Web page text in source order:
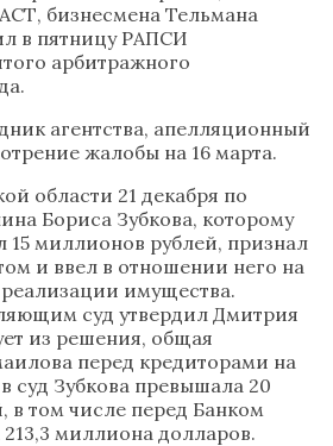
бизнесмена Тельмана
в пятницу РАПСИ
арбитражного
агентства, апелляционный
жалобы на 16 марта.
области 21 декабря по
Бориса Зубкова, которому
миллионов рублей, признал
и ввел в отношении него на
имущества.
суд утвердил Дмитрия
из решения, общая
перед кредиторами на
суд Зубкова превышала 20
в том числе перед Банком
миллиона долларов.